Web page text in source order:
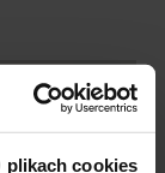
plikach cookies